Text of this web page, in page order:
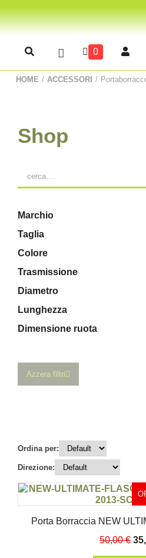
0
HOME / ACCESSORI /
Shop
Marchio
Taglia
Colore
Trasmissione
Diametro
Lunghezza
Dimensione ruota
Azzera filtri
Ordina per:
Direzione:
Porta Borraccia NEW
50,00€